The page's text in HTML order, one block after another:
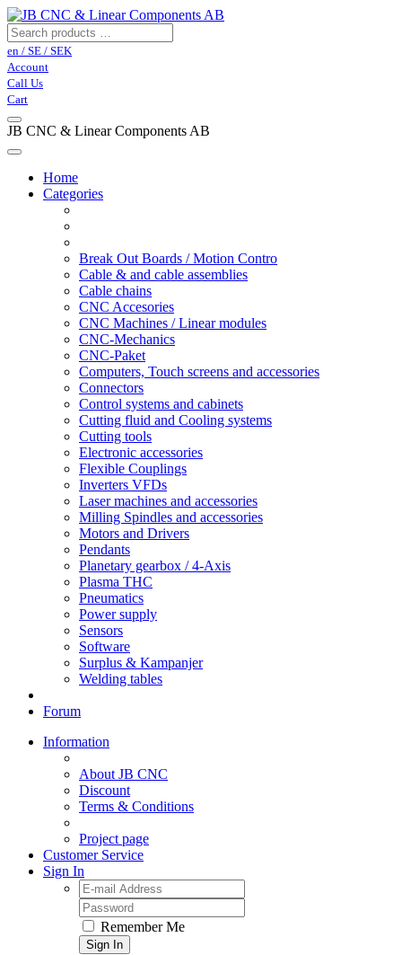
en / SE / SEK
Account
Call Us
Cart
JB CNC & Linear Components AB
Home
Categories
Break Out Boards / Motion Contro
Cable & and cable assemblies
Cable chains
CNC Accesories
CNC Machines / Linear modules
CNC-Mechanics
CNC-Paket
Computers, Touch screens and accessories
Connectors
Control systems and cabinets
Cutting fluid and Cooling systems
Cutting tools
Electronic accessories
Flexible Couplings
Inverters VFDs
Laser machines and accessories
Milling Spindles and accessories
Motors and Drivers
Pendants
Planetary gearbox / 4-Axis
Plasma THC
Pneumatics
Power supply
Sensors
Software
Surplus & Kampanjer
Welding tables
Forum
Information
About JB CNC
Discount
Terms & Conditions
Project page
Customer Service
Sign In
Remember Me
Sign In